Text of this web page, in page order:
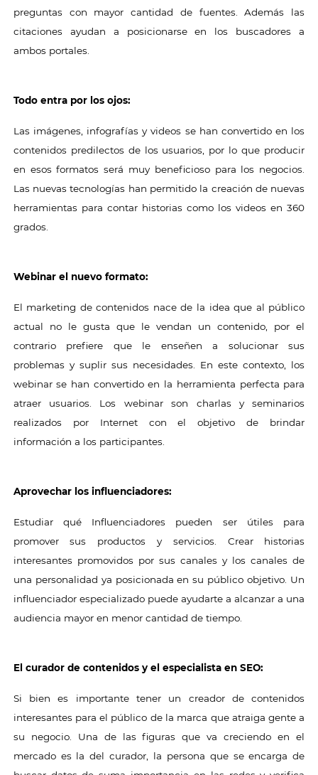
preguntas con mayor cantidad de fuentes. Además las
citaciones ayudan a posicionarse en los buscadores a
ambos portales.
Todo entra por los ojos:
Las imágenes, infografías y videos se han convertido en los
contenidos predilectos de los usuarios, por lo que producir
en esos formatos será muy beneficioso para los negocios.
Las nuevas tecnologías han permitido la creación de nuevas
herramientas para contar historias como los videos en 360
grados.
Webinar el nuevo formato:
El marketing de contenidos nace de la idea que al público
actual no le gusta que le vendan un contenido, por el
contrario prefiere que le enseñen a solucionar sus
problemas y suplir sus necesidades. En este contexto, los
webinar se han convertido en la herramienta perfecta para
atraer usuarios. Los webinar son charlas y seminarios
realizados por Internet con el objetivo de brindar
información a los participantes.
Aprovechar los influenciadores:
Estudiar qué Influenciadores pueden ser útiles para
promover sus productos y servicios. Crear historias
interesantes promovidos por sus canales y los canales de
una personalidad ya posicionada en su público objetivo. Un
influenciador especializado puede ayudarte a alcanzar a una
audiencia mayor en menor cantidad de tiempo.
El curador de contenidos y el especialista en SEO:
Si bien es importante tener un creador de contenidos
interesantes para el público de la marca que atraiga gente a
su negocio. Una de las figuras que va creciendo en el
mercado es la del curador, la persona que se encarga de